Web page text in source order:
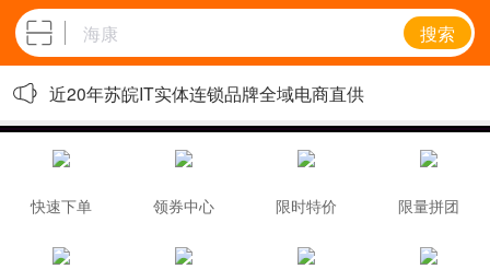
搜索
近20年苏皖IT实体连锁品牌全域电商直供
快速下单 领券中心 限时特价 限量拼团